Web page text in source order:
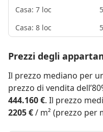
Casa: 7 loc
Casa: 8 loc
Prezzi degli
Il prezzo mediano per
prezzo di vendita
444.160 €. Il prezzo
2205 €/ m² (prezzo per